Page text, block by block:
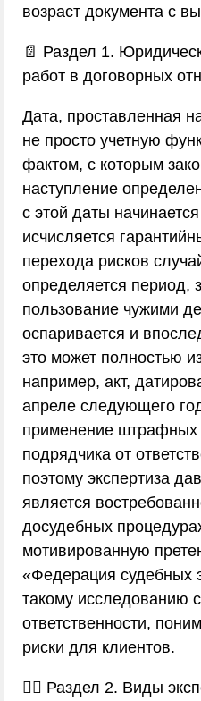
возраст документа с
📄 Раздел 1.
работ в договорных
Дата, проставленная
не просто учетную
фактом, с которым
наступление
с этой даты
исчисляется
перехода рисков
определяется период,
пользование чужими
оспаривается и
это может полностью
например, акт,
апреле следующего
применение штрафных
подрядчика от
поэтому экспертиза
является
досудебных
мотивированную
«Федерация судебных
такому исследованию
ответственности,
риски для клиентов.
🕵️‍♂️ Раздел 2. Виды